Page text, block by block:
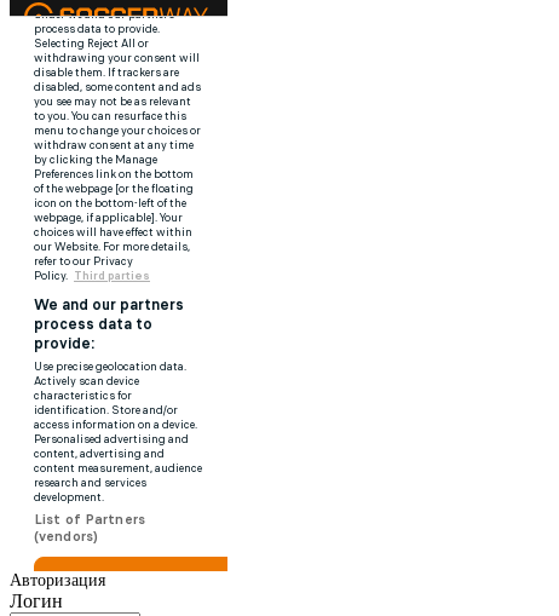
Авторизация
Логин